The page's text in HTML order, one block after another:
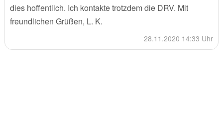
dies hoffentlich. Ich kontakte trotzdem die DRV. Mit
freundlichen Grüßen, L. K.
28.11.2020 14:33 Uhr